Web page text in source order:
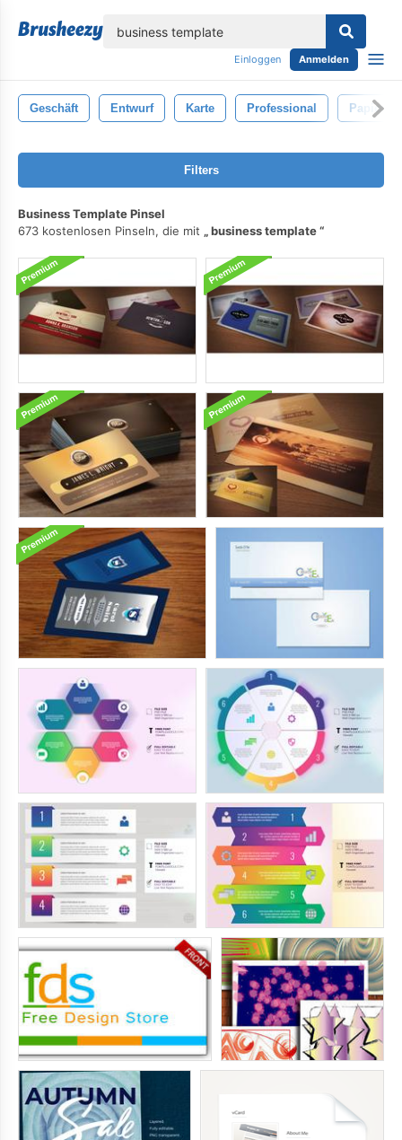
Einloggen Anmelden
Geschäft Entwurf Karte Professional Papier-
Filters
Business Template Pinsel
673 kostenlosen Pinseln, die mit
business template